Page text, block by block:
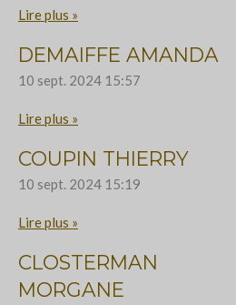
Lire plus »
DEMAIFFE AMANDA
10 sept. 2024 15:57
Lire plus »
COUPIN THIERRY
10 sept. 2024 15:19
Lire plus »
CLOSTERMAN
MORGANE